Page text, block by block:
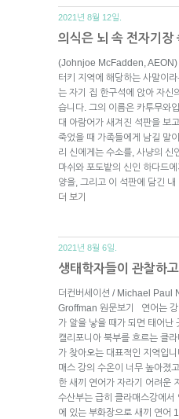
2021년 8월 12일.
의식은 뇌 속 전자기장
(Johnjoe McFadden, AEON)
터키 지역에 해당하는 사말이
는 자기 집 한구석에 앉아 자신
습니다. 그의 이름은 카투무와
대 아람어가 새겨진 석판을 보
죽었을 때 가족들에게 남길 말
리 신에게는 수소를, 사냥의 신
마쉬와 포도밭의 신인 하다드
양을, 그리고 이 석판에 담긴 내
더 보기
2021년 8월 6일.
생태학자들이 관찰하
더컨버세이션 / Michael Paul
Groffman 원문보기 연어는 강
가 알을 낳을 때가 되면 태어난
캘리포니아 북부를 흐르는 클
가 찾아오는 대표적인 지역입
매스 강의 수온이 너무 높아졌
한 새끼 연어가 자라기 어려운
수산부는 급히 클라매스강에
에 있는 부화장으로 새끼 연어